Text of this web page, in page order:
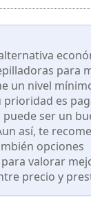
tablas largas o
de
y mejora el
profesional
motor para
por un
W que entrega hasta
de
maneja
maderas duras,
de
para
un nivel
prioridad es
puede ser un
así, te
opciones
valorar
precio y